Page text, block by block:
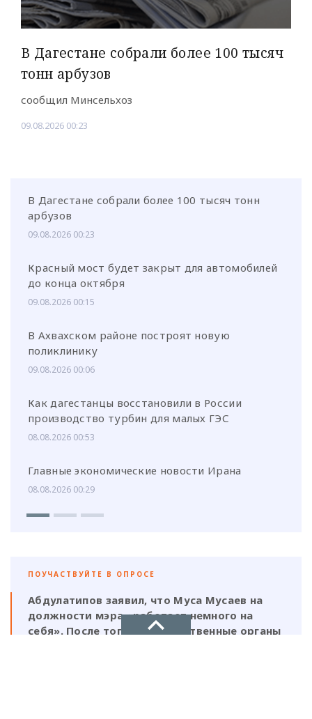
В Дагестане собрали более 100 тысяч
тонн арбузов
сообщил Минсельхоз
09.08.2026 00:23
В Дагестане собрали более 100 тысяч тонн
арбузов
09.08.2026 00:23
Красный мост будет закрыт для автомобилей
до конца октября
09.08.2026 00:15
В Ахвахском районе построят новую
поликлинику
09.08.2026 00:06
Как дагестанцы восстановили в России
производство турбин для малых ГЭС
08.08.2026 00:53
Главные экономические новости Ирана
08.08.2026 00:29
ПОУЧАСТВУЙТЕ В ОПРОСЕ
Абдулатипов заявил, что Муса Мусаев на
должности мэра «работает немного на
себя». После того, как следственные органы